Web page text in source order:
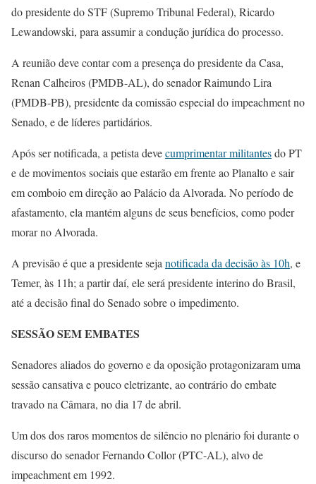
do presidente do STF (Supremo Tribunal Federal), Ricardo
Lewandowski, para assumir a condução jurídica do processo.
A reunião deve contar com a presença do presidente da Casa,
Renan Calheiros (PMDB-AL), do senador Raimundo Lira
(PMDB-PB), presidente da comissão especial do impeachment no
Senado, e de líderes partidários.
Após ser notificada, a petista devecumprimentar militantesdo PT
e de movimentos sociais que estarão em frente ao Planalto e sair
em comboio em direção ao Palácio da Alvorada. No período de
afastamento, ela mantém alguns de seus benefícios, como poder
morar no Alvorada.
A previsão é que a presidente seja notificada da decisão às 10h, e
Temer, às 11h; a partir daí, ele será presidente interino do Brasil,
até a decisão final do Senado sobre o impedimento.
SESSÃO SEM EMBATES
Senadores aliados do governo e da oposição protagonizaram uma
sessão cansativa e pouco eletrizante, ao contrário do embate
travado na Câmara, no dia 17 de abril.
Um dos dos raros momentos de silêncio no plenário foi durante o
discurso do senador Fernando Collor (PTC-AL), alvo de
impeachment em 1992.